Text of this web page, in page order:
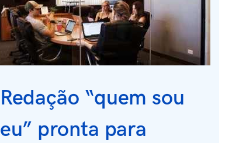
Redação “quem sou
eu” pronta para